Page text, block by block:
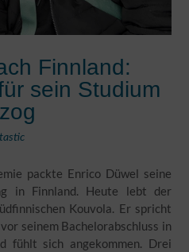
Finnland:
sein Studium
packte Enrico Düwel seine
in Finnland. Heute lebt der
Kouvola. Er spricht
seinem Bachelorabschluss in
fühlt sich angekommen. Drei